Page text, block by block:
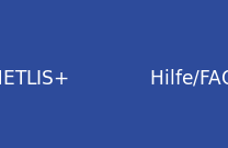
Hilfe/